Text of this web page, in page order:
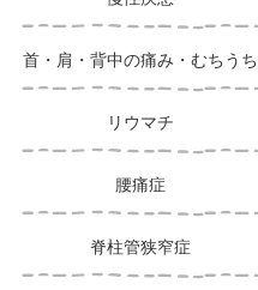
首・肩・背中の痛み・むちうち
リウマチ
腰痛症
脊柱管狭窄症